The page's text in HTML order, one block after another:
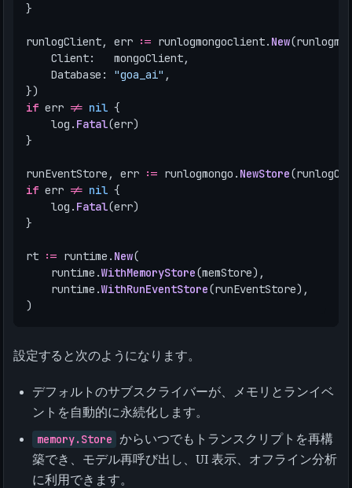
}
runlogClient, err := runlogmongoclient. New(
Client: mongoClient,
Database : "goa_ai" ,
})
if err != nil {
log . Fatal(err)
}
runEventStore , err := runlogmongo . NewStore(
if err != nil {
log . Fatal(err)
}
rt := runtime . New(
runtime .WithMemoryStore(memStore),
runtime .WithRunEventStore(runEventStore),
)
設定すると次のようになります。
デフォルトのサブスクライバーが、メモリとランイベ
ントを自動的に永続化します。
memory.Store からいつでもトランスクリプトを再構
築でき、モデル再呼び出し、UI 表示、オフライン分析
に利用できます。